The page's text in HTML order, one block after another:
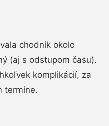
chodník okolo
(aj s odstupom času).
komplikácií, za
termíne.